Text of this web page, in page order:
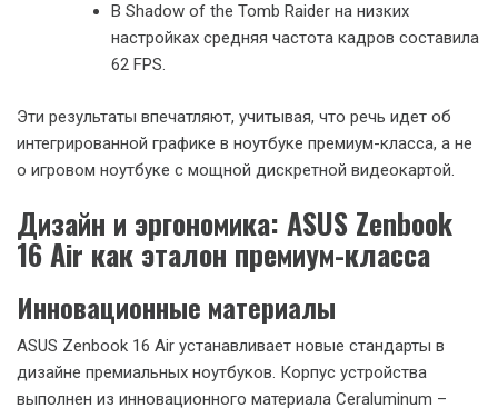
ядро набирает 3489 баллов при ручном выделении 8 ГБ
видеопамяти, что на 17% выше, чем у предыдущего
поколения Radeon 780M.
Эта производительность ставит Radeon 890M на один
уровень с некоторыми дискретными мобильными
видеокартами начального уровня, такими как NVIDIA GTX
Игровые возможности
комфортную игру в современные AAA-тайтлы в разрешении
Full HD. Тесты подтверждают это утверждение:
В Cyberpunk 2077 на низких настройках с